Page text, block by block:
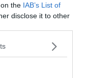
the IAB’s List of
disclose it to other
à